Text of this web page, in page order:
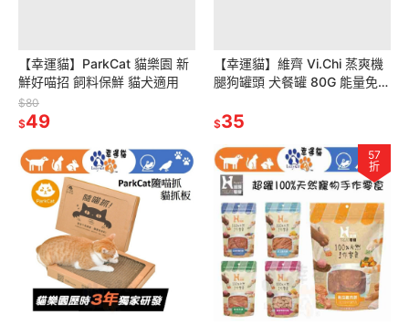
【幸運貓】ParkCat 貓樂園 新
鮮好喵招 飼料保鮮 貓犬適用
$80
$49
【幸運貓】維齊 Vi.Chi 蒸爽機
腿狗罐頭 犬餐罐 80G 能量免疫
健/心血管保健
$35
57
折